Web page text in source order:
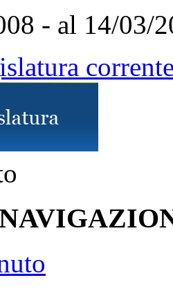
- al 14/03/